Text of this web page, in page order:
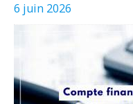
6 juin 2026